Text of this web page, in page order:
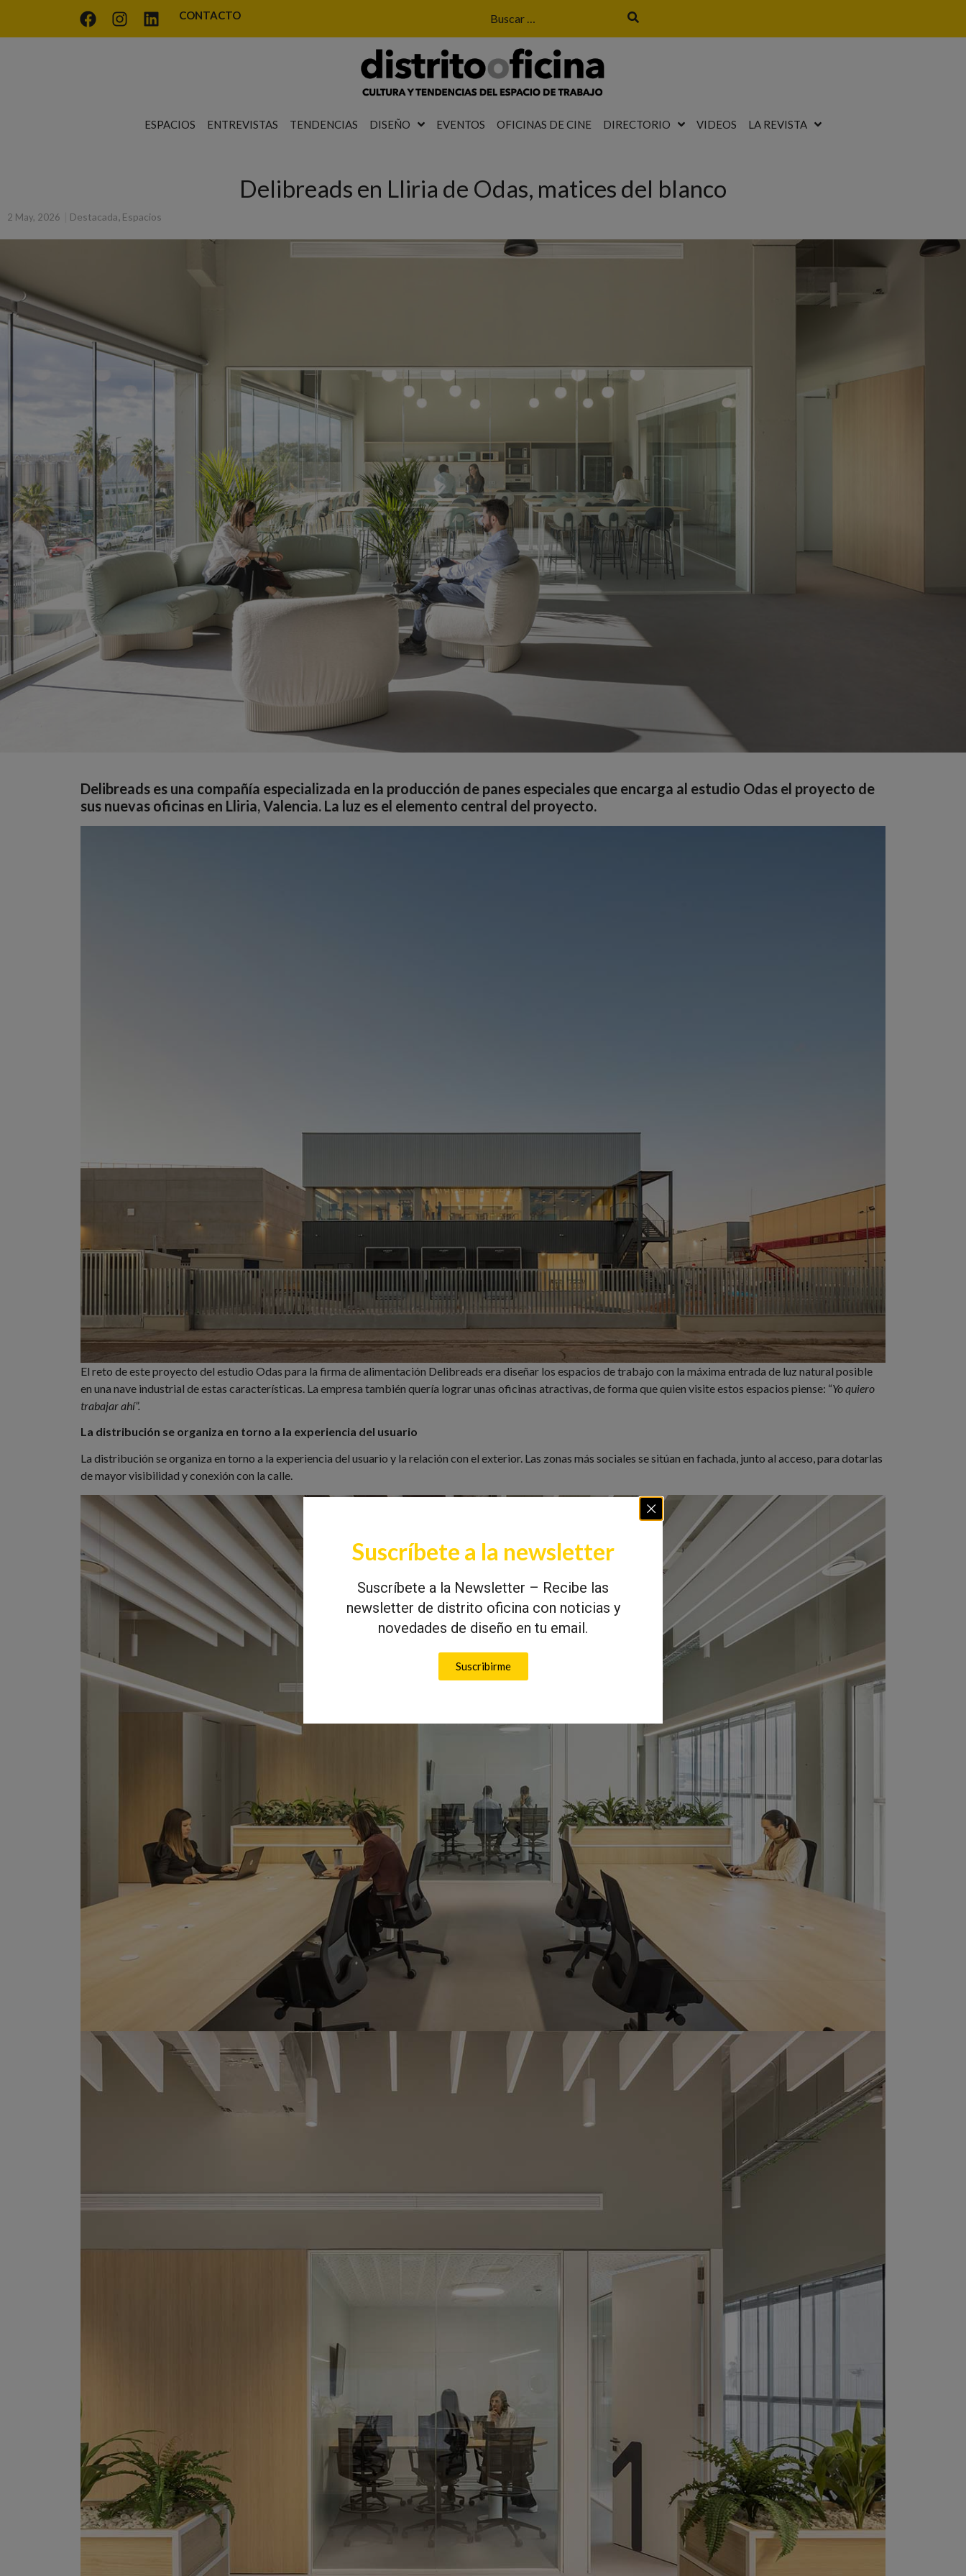
CONTACTO
ESPACIOS ENTREVISTAS TENDENCIAS DISEÑO EVENTOS OFICINAS DE CINE DIRECTORIO VIDEOS LA REVISTA
Delibreads en Lliria de Odas, matices del blanco
2 May, 2026 Destacada, Espacios
Delibreads es una compañía especializada en la producción de panes especiales que encarga al estudio Odas el proyecto de
sus nuevas oficinas en Lliria, Valencia. La luz es el elemento central del proyecto.
El reto de este proyecto del estudio Odas para la firma de alimentación Delibreads era diseñar los espacios de trabajo con la máxima entrada de luz natural posible
en una nave industrial de estas características. La empresa también quería lograr unas oficinas atractivas, de forma que quien visite estos espacios piense: “Yo quiero
trabajar ahí”.
La distribución se organiza en torno a la experiencia del usuario
La distribución se organiza en torno a la experiencia del usuario y la relación con el exterior. Las zonas más sociales se sitúan en fachada, junto al acceso, para dotarlas
de mayor visibilidad y conexión con la calle.
Suscríbete a la newsletter
Suscríbete a la Newsletter – Recibe las
newsletter de distrito oficina con noticias y
novedades de diseño en tu email.
Suscribirme